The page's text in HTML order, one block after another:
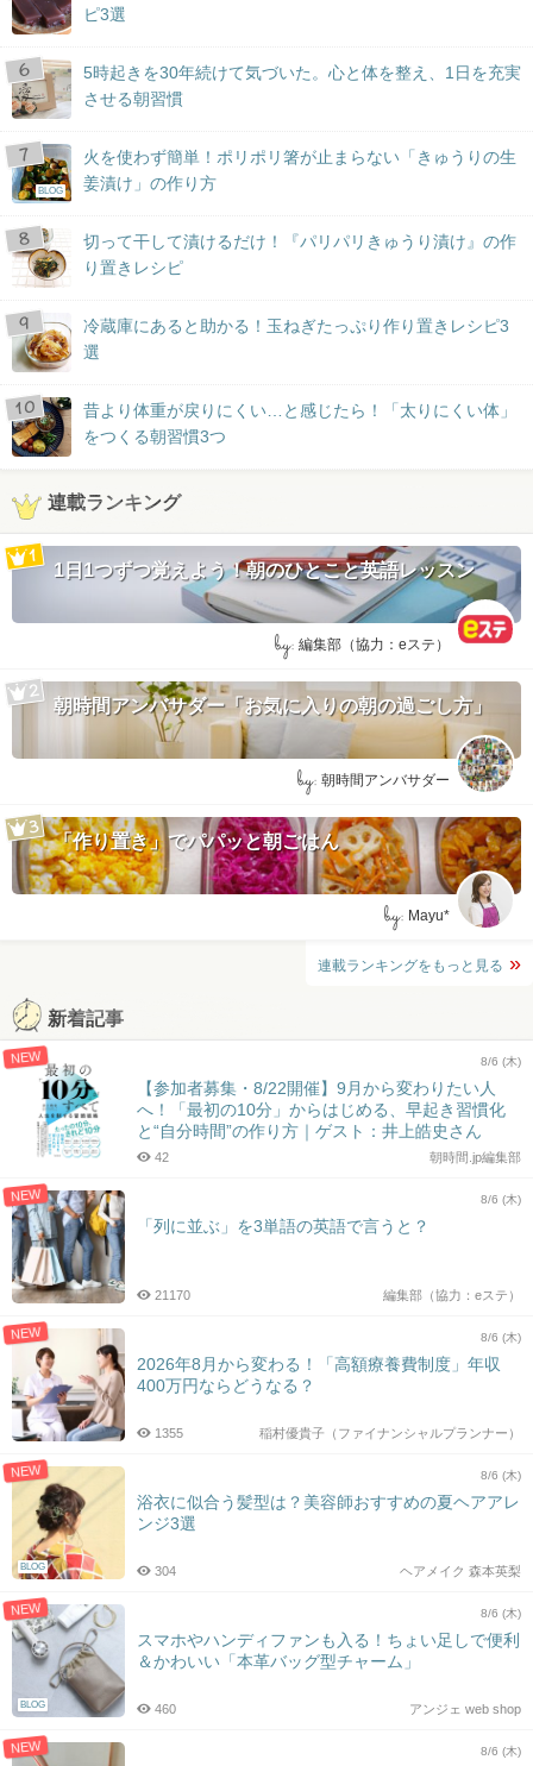
ピ3選
5時起きを30年続けて気づいた。心と体を整え、1日を充実
させる朝習慣
BLOG
火を使わず簡単！ポリポリ箸が止まらない「きゅうりの生
姜漬け」の作り方
切って干して漬けるだけ！『パリパリきゅうり漬け』の作
り置きレシピ
冷蔵庫にあると助かる！玉ねぎたっぷり作り置きレシピ3
選
昔より体重が戻りにくい…と感じたら！「太りにくい体」
をつくる朝習慣3つ
連載ランキング
1日1つずつ覚えよう！朝のひとこと英語レッスン
by: 編集部（協力：eステ）
朝時間アンバサダー「お気に入りの朝の過ごし方」
by: 朝時間アンバサダー
「作り置き」でパパッと朝ごはん
by: Mayu*
連載ランキングをもっと見る
新着記事
NEW 8/6 (木)
【参加者募集・8/22開催】9月から変わりたい人
へ！「最初の10分」からはじめる、早起き習慣化
と“自分時間”の作り方｜ゲスト：井上皓史さん
朝時間.jp編集部
42
NEW 8/6 (木)
「列に並ぶ」を3単語の英語で言うと？
編集部（協力：eステ）
21170
NEW 8/6 (木)
2026年8月から変わる！「高額療養費制度」年収
400万円ならどうなる？
稲村優貴子（ファイナンシャルプランナー）
1355
NEW
BLOG
8/6 (木)
浴衣に似合う髪型は？美容師おすすめの夏ヘアアレ
ンジ3選
ヘアメイク 森本英梨
304
NEW
BLOG
8/6 (木)
スマホやハンディファンも入る！ちょい足しで便利
＆かわいい「本革バッグ型チャーム」
アンジェ web shop
460
NEW 8/6 (木)